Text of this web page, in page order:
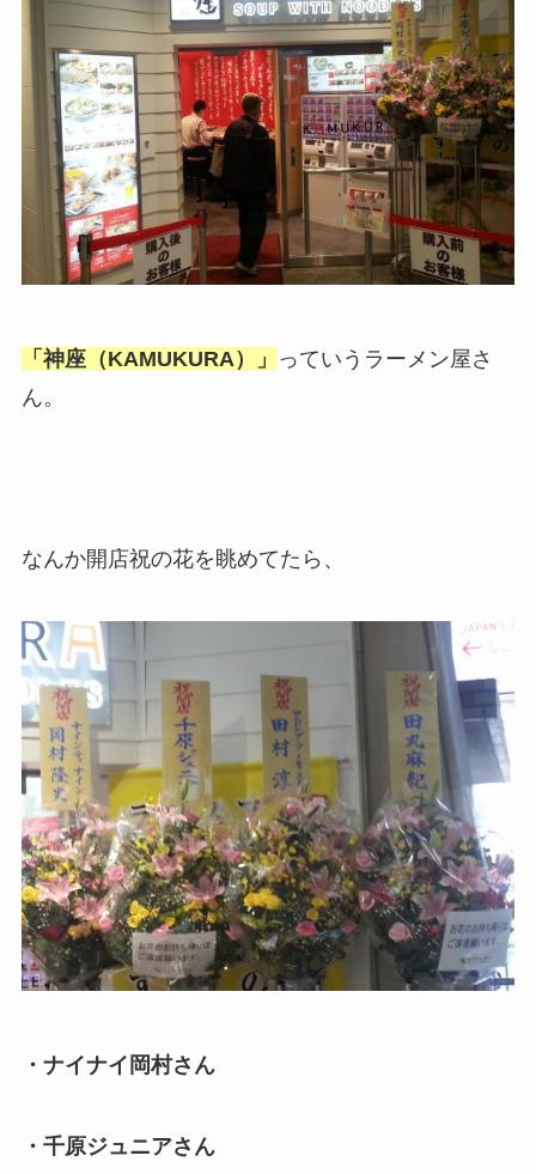
「神座（KAMUKURA）」 っていうラーメン屋さ
ん。
なんか開店祝の花を眺めてたら、
・ナイナイ岡村さん
・千原ジュニアさん